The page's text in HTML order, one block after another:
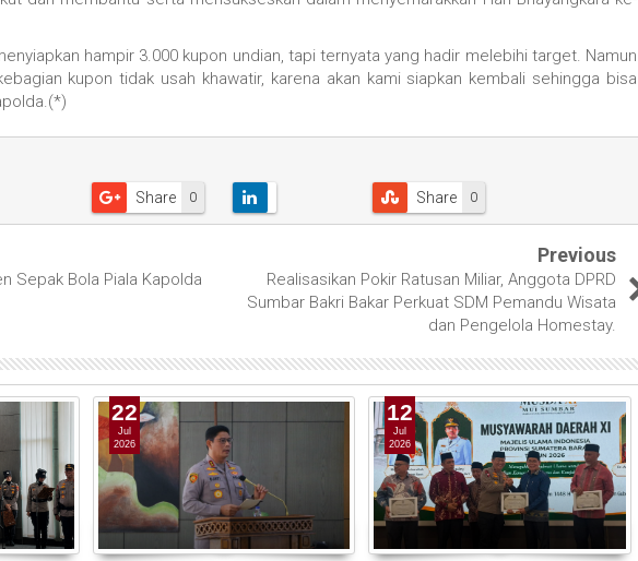
hampir 3.000 kupon undian, tapi ternyata yang hadir melebihi target. Namun
kupon tidak usah khawatir, karena akan kami siapkan kembali sehingga bisa
0
Share 0
Share
Sepak Bola Piala Kapolda
Previous
Realisasikan Pokir Ratusan Miliar, Anggota DPRD
Sumbar Bakri Bakar Perkuat SDM Pemandu Wisata
dan Pengelola Homestay.
22
Jul
2026
12
Jul
2026